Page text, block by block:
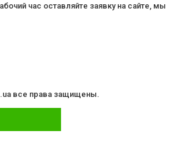
час оставляйте заявку на сайте, мы
все права защищены.